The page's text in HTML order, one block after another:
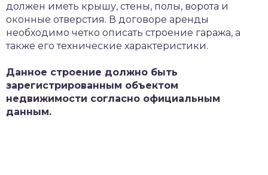
должен иметь крышу, стены, полы, ворота и
оконные отверстия. В договоре аренды
необходимо четко описать строение гаража, а
также его технические характеристики.
Данное строение должно быть
зарегистрированным объектом
недвижимости согласно официальным
данным.